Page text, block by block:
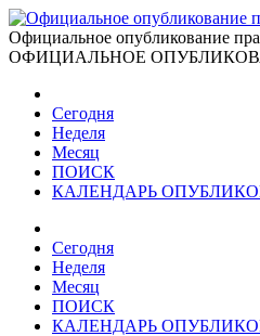
Официальное опубликование
ОФИЦИАЛЬНОЕ
Сегодня
Неделя
Месяц
ПОИСК
КАЛЕНДАРЬ
Сегодня
Неделя
Месяц
ПОИСК
КАЛЕНДАРЬ